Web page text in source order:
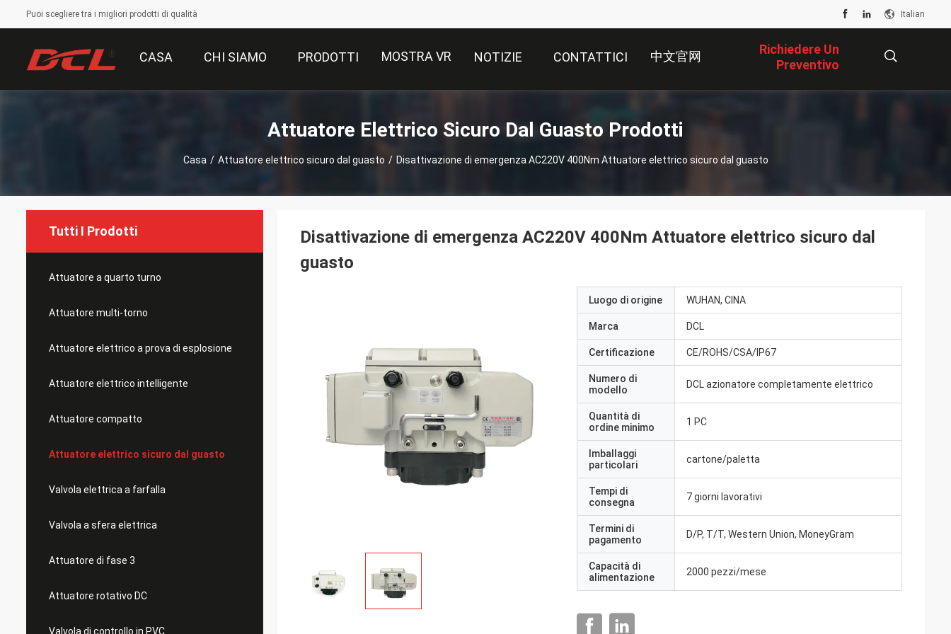
Puoi scegliere tra i migliori prodotti di qualità Italian
CASA CHI SIAMO PRODOTTI MOSTRA VR NOTIZIE CONTATTICI 中文官网
Richiedere Un
Preventivo
Attuatore Elettrico Sicuro Dal Guasto Prodotti
Casa / Attuatore elettrico sicuro dal guasto / Disattivazione di emergenza AC220V 400Nm Attuatore elettrico sicuro dal guasto
Tutti I Prodotti
Attuatore a quarto turno
Attuatore multi-torno
Attuatore elettrico a prova di esplosione
Attuatore elettrico intelligente
Attuatore compatto
Attuatore elettrico sicuro dal guasto
Valvola elettrica a farfalla
Valvola a sfera elettrica
Attuatore di fase 3
Attuatore rotativo DC
Valvola di controllo in PVC
Disattivazione di emergenza AC220V 400Nm Attuatore elettrico sicuro dal
guasto
Luogo di origine WUHAN, CINA
Marca DCL
Certificazione CE/ROHS/CSA/IP67
Numero di
modello
DCL azionatore completamente elettrico
Quantità di
ordine minimo
1 PC
Imballaggi
particolari
cartone/paletta
Tempi di
consegna
7 giorni lavorativi
Termini di
pagamento
D/P, T/T, Western Union, MoneyGram
Capacità di
alimentazione
2000 pezzi/mese